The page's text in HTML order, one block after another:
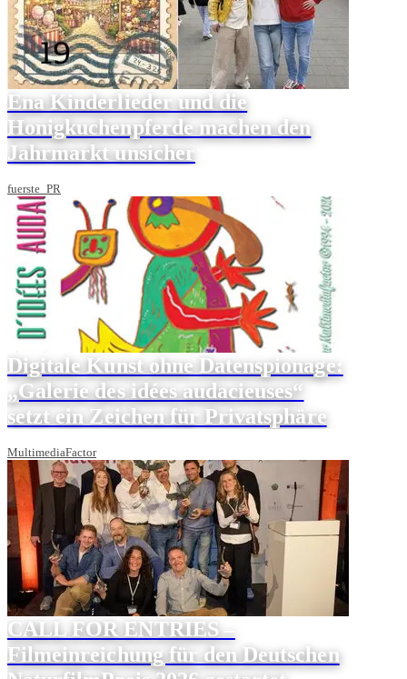
Ena Kinderlieder und die
Honigkuchenpferde machen den
Jahrmarkt unsicher
fuerste_PR
Digitale Kunst ohne Datenspionage:
„Galerie des idées audacieuses“
setzt ein Zeichen für Privatsphäre
MultimediaFactor
CALL FOR ENTRIES –
Filmeinreichung für den Deutschen